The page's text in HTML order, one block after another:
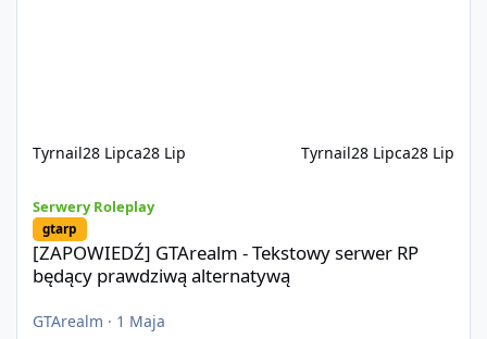
Tyrnail28 Lipca28 Lip Tyrnail28 Lipca28 Lip
Serwery Roleplay
gtarp
[ZAPOWIEDŹ] GTArealm - Tekstowy serwer RP
będący prawdziwą alternatywą
GTArealm · 1 Maja